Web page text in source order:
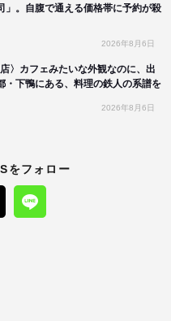
」。自腹で通える価格帯に予約が殺
2026年8月6日
〉カフェみたいな外観なのに、出
・下鴨にある、料理の鉄人の系譜を
2026年8月6日
をフォロー